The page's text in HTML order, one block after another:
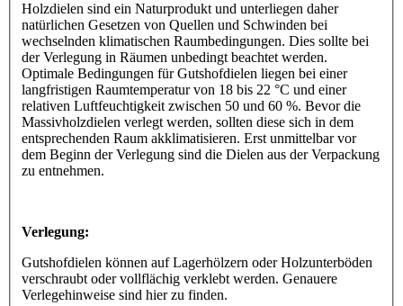
Holzdielen sind ein Naturprodukt und unterliegen daher
natürlichen Gesetzen von Quellen und Schwinden bei
wechselnden klimatischen Raumbedingungen. Dies sollte bei
der Verlegung in Räumen unbedingt beachtet werden.
Optimale Bedingungen für Gutshofdielen liegen bei einer
langfristigen Raumtemperatur von 18 bis 22 °C und einer
relativen Luftfeuchtigkeit zwischen 50 und 60 %. Bevor die
Massivholzdielen verlegt werden, sollten diese sich in dem
entsprechenden Raum akklimatisieren. Erst unmittelbar vor
dem Beginn der Verlegung sind die Dielen aus der Verpackung
zu entnehmen.
Verlegung:
Gutshofdielen können auf Lagerhölzern oder Holzunterböden
verschraubt oder vollflächig verklebt werden. Genauere
Verlegehinweise sind hier zu finden.